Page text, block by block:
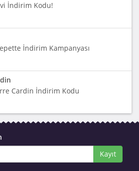
İndirim Kodu!
İndirim Kampanyası
Cardin İndirim Kodu
Kayıt